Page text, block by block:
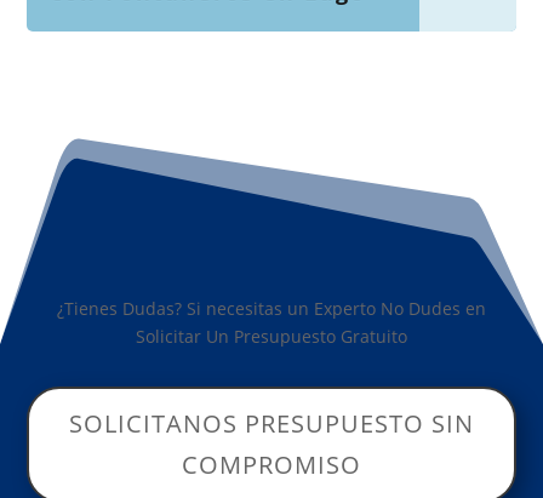
¿Tienes Dudas? Si necesitas un Experto No Dudes en
Solicitar Un Presupuesto Gratuito
SOLICITANOS PRESUPUESTO SIN
COMPROMISO